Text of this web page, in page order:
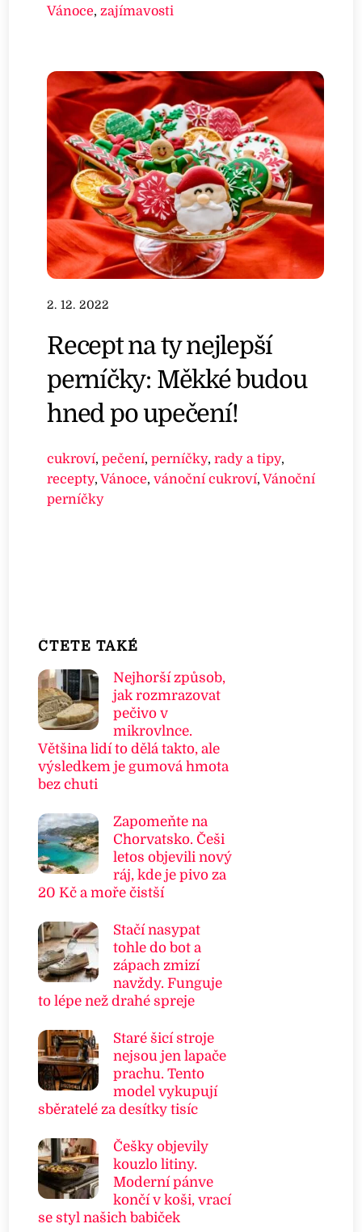
Vánoce,zajímavosti
2. 12. 2022
Recept na ty nejlepší
perníčky: Měkké budou
hned po upečení!
cukroví,pečení,perníčky,rady a tipy,
recepty,Vánoce,vánoční cukroví,Vánoční
perníčky
ČTETE TAKÉ
Nejhorší způsob,
jak rozmrazovat
pečivo v
mikrovlnce.
Většina lidí to dělá takto, ale
výsledkem je gumová hmota
bez chuti
Zapomeňte na
Chorvatsko. Češi
letos objevili nový
ráj, kde je pivo za
20 Kč a moře čistší
Stačí nasypat
tohle do bot a
zápach zmizí
navždy. Funguje
to lépe než drahé spreje
Staré šicí stroje
nejsou jen lapače
prachu. Tento
model vykupují
sběratelé za desítky tisíc
Češky objevily
kouzlo litiny.
Moderní pánve
končí v koši, vrací
se styl našich babiček